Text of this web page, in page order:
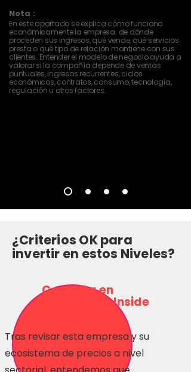
Nota :
En este apartado se explica cómo funciona
económicamente la empresa: de dónde
proceden sus ingresos, qué vende, qué servicios
presta o qué tipo de relación mantiene con sus
clientes. Entender el modelo de negocio ayuda a
valorar si la compañía depende de ventas
puntuales, ingresos recurrentes, ciclos
económicos, contratos, consumo, tecnología,
regulación u otros factores.
¿Criterios OK para
invertir en estos Niveles?
Consulta en
Inversionas Inside
Tras revisar esta empresa y su
ecosistema de precios a nivel